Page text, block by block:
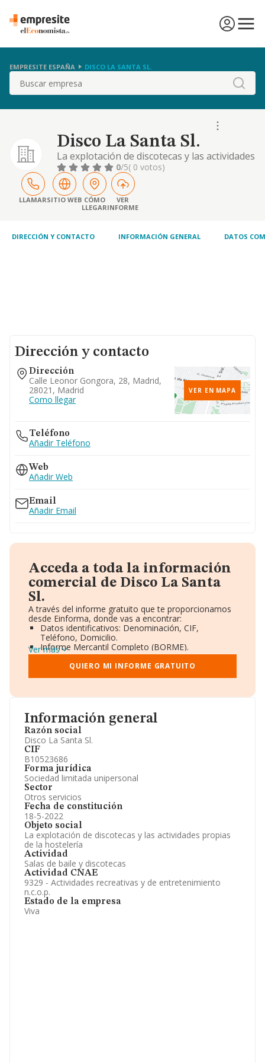
EMPRESITE ESPAÑA DISCO LA SANTA SL.
Buscar
Disco La Santa Sl.
La explotación de discotecas y las actividades
propias de la hostelería
0/5( 0 votos)
LLAMARSITIO WEB CÓMO
LLEGAR
VER
INFORME
DIRECCIÓN Y CONTACTO INFORMACIÓN GENERAL DATOS
Información general
Razón social
Disco La Santa Sl.
CIF
B10523686
Forma jurídica
Sociedad limitada unipersonal
Sector
Otros servicios
Fecha de constitución
18-5-2022
Objeto social
La explotación de discotecas y las actividades propias
de la hostelería
Actividad
Salas de baile y discotecas
Actividad CNAE
9329 - Actividades recreativas y de entretenimiento
n.c.o.p.
Estado de la empresa
Viva
Dirección y contacto
Dirección
Calle Leonor Gongora, 28, Madrid,
28021, Madrid
Como llegar
VER EN MAPA
Teléfono
Añadir Teléfono
Web
Añadir Web
Email
Añadir Email
Acceda a toda la información
comercial de Disco La Santa
Sl.
A través del informe gratuito que te proporcionamos
desde Einforma, donde vas a encontrar:
Datos identificativos: Denominación, CIF,
Teléfono, Domicilio.
Informe Mercantil Completo (BORME).
Gráficos de Evolución Ventas y Empleados.
Consejo de Administración y Administradores.
Directivos y Ejecutivos.
Información oficial y registral complementaria.
Ver más
QUIERO MI INFORME GRATUITO